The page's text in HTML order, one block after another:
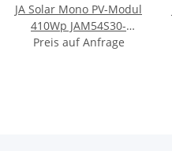
JA Solar Mono PV-Modul
410Wp JAM54S30-
410/MR Rahmen
Preis auf Anfrage